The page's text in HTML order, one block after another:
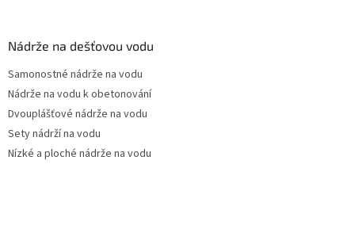
Nádrže na dešťovou vodu
Samonostné nádrže na vodu
Nádrže na vodu k obetonování
Dvouplášťové nádrže na vodu
Sety nádrží na vodu
Nízké a ploché nádrže na vodu